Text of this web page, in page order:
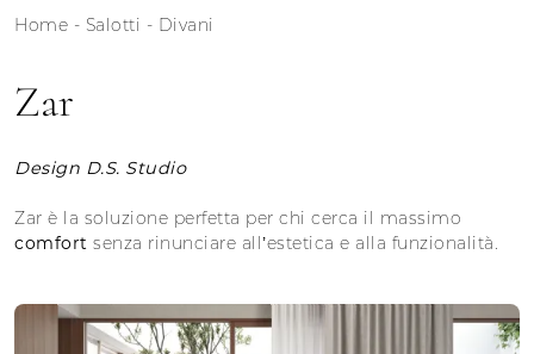
Home - Salotti - Divani
Zar
Design D.S. Studio
Zar è la soluzione perfetta per chi cerca il massimo
comfort senza rinunciare all’estetica e alla funzionalità.